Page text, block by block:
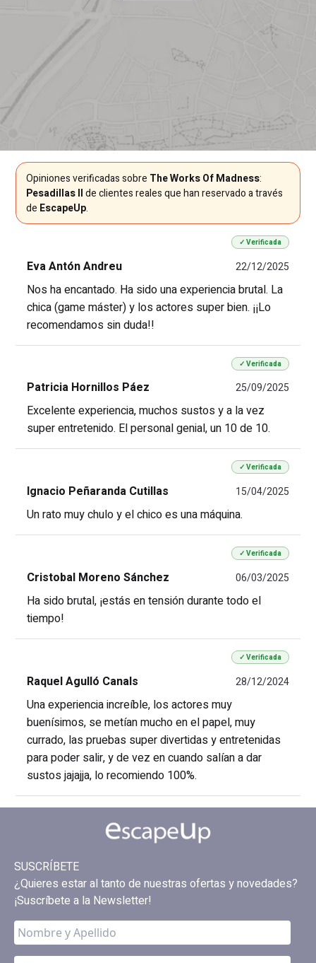
Opiniones verificadas sobre The Works Of Madness:
Pesadillas IIde clientes reales que han reservado a través
de EscapeUp.
✓ Verificada
Eva Antón Andreu 22/12/2025
Nos ha encantado. Ha sido una experiencia brutal. La
chica (game máster) y los actores super bien. ¡¡Lo
recomendamos sin duda!!
✓ Verificada
Patricia Hornillos Páez 25/09/2025
Excelente experiencia, muchos sustos y a la vez
super entretenido. El personal genial, un 10 de 10.
✓ Verificada
Ignacio Peñaranda Cutillas 15/04/2025
Un rato muy chulo y el chico es una máquina.
✓ Verificada
Cristobal Moreno Sánchez 06/03/2025
Ha sido brutal, ¡estás en tensión durante todo el
tiempo!
✓ Verificada
Raquel Agulló Canals 28/12/2024
Una experiencia increíble, los actores muy
buenísimos, se metían mucho en el papel, muy
currado, las pruebas super divertidas y entretenidas
para poder salir, y de vez en cuando salían a dar
sustos jajajja, lo recomiendo 100%.
SUSCRÍBETE
¿Quieres estar al tanto de nuestras ofertas y novedades?
¡Suscríbete a la Newsletter!